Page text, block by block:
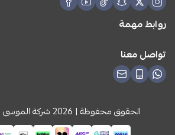
روابط مهمة
تواصل معنا
الحقوق محفوظة | 2026 شركة الموسى